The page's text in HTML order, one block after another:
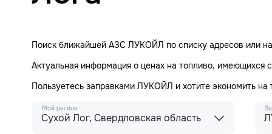
Поиск ближайшей АЗС ЛУКОЙЛ по списку адресов или
Актуальная информация о ценах на топливо,
Пользуетесь заправками ЛУКОЙЛ и хотите экономить
Мой регион
Сухой Лог, Свердловская область